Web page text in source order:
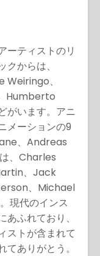
ーティストのリ
からは、
、
Humberto
がいます。アニ
メーションの9
、Andreas
、Charles
、Jack
、Michael
現代のインス
ふれており、
ストが含まれて
ありがとう。